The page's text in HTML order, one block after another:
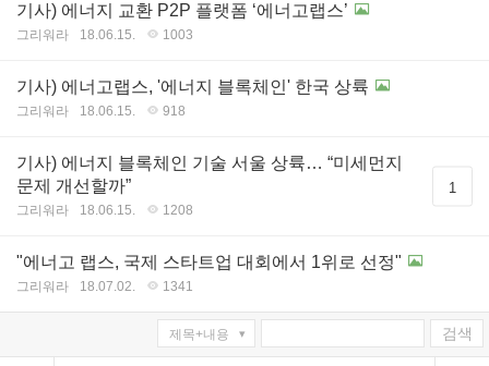
기사) 에너지 교환 P2P 플랫폼 ‘에너고랩스’
그리워라 18.06.15. 1003
기사) 에너고랩스, '에너지 블록체인' 한국 상륙
그리워라 18.06.15. 918
기사) 에너지 블록체인 기술 서울 상륙… “미세먼지
문제 개선할까”
그리워라 18.06.15. 1208
1
"에너고 랩스, 국제 스타트업 대회에서 1위로 선정"
그리워라 18.07.02. 1341
검색